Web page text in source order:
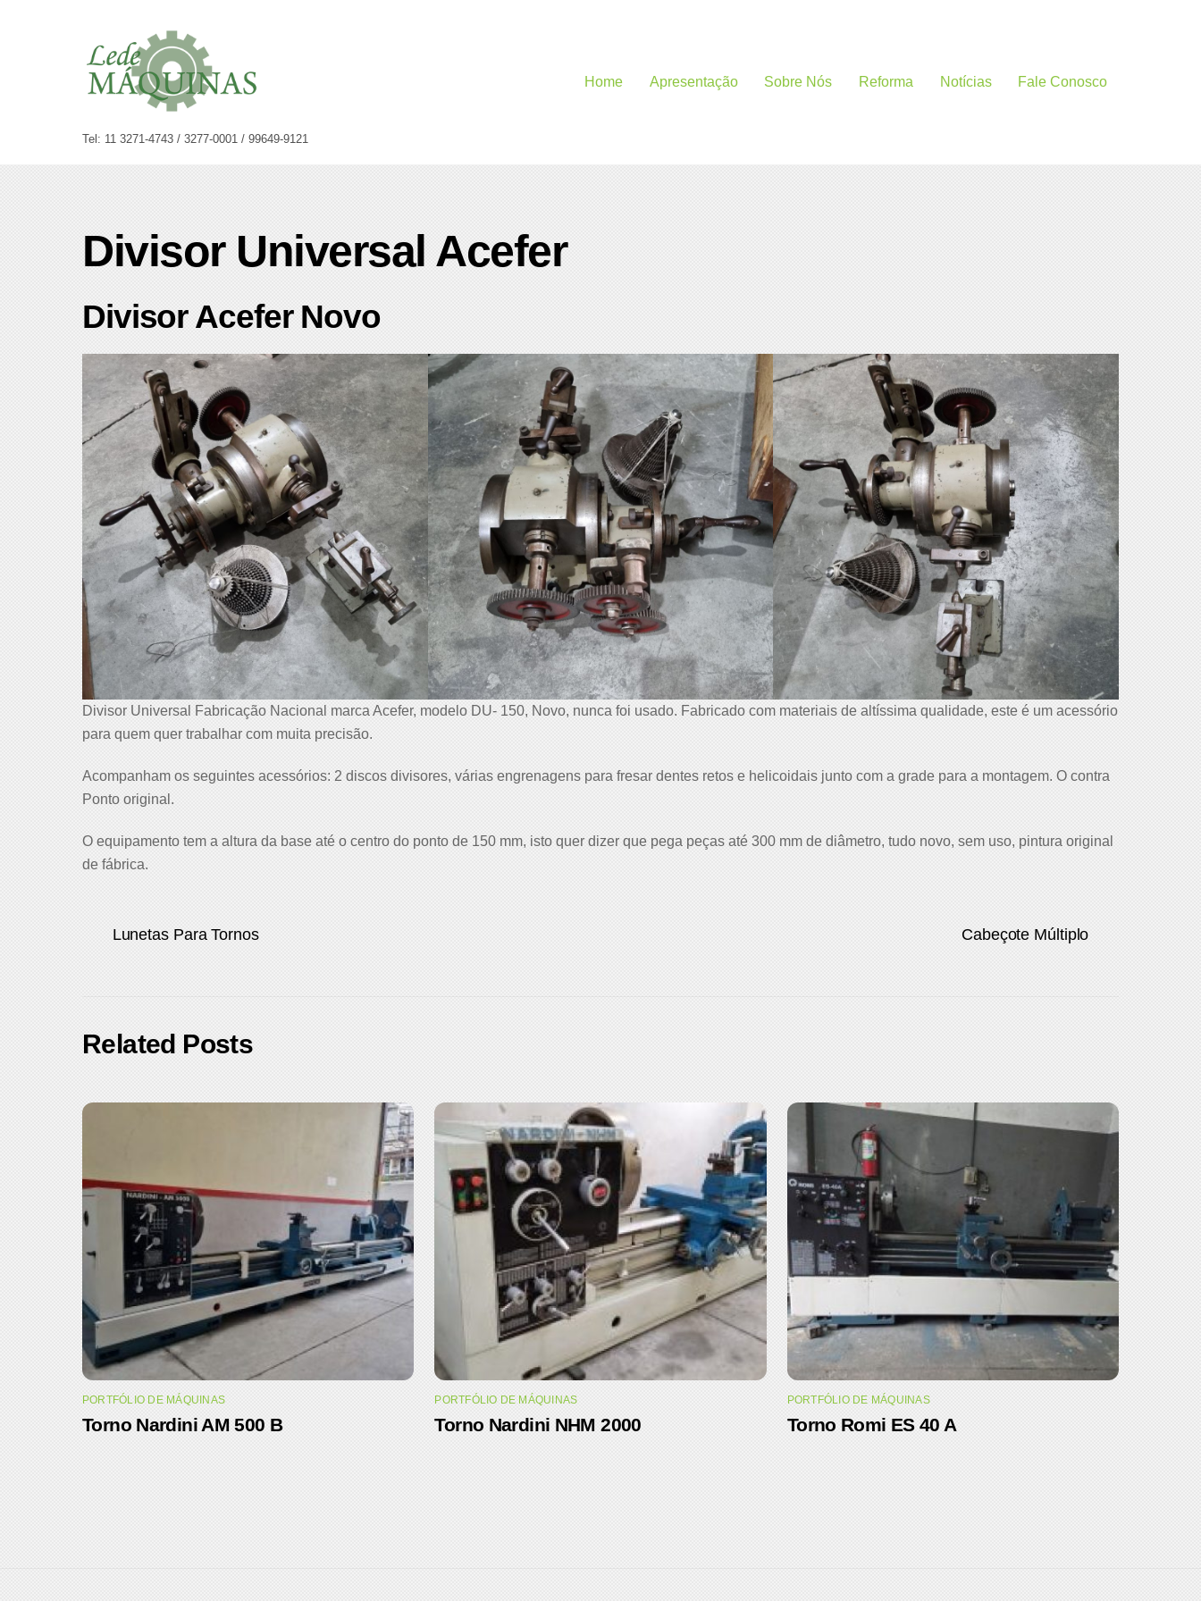
Tel: 11 3271-4743 / 3277-0001 / 99649-9121
Home Apresentação Sobre Nós Reforma Notícias Fale Conosco
Divisor Universal Acefer
Divisor Acefer Novo
Divisor Universal Fabricação Nacional marca Acefer, modelo DU- 150, Novo, nunca foi usado. Fabricado com materiais de altíssima qualidade, este é um acessório
para quem quer trabalhar com muita precisão.
Acompanham os seguintes acessórios: 2 discos divisores, várias engrenagens para fresar dentes retos e helicoidais junto com a grade para a montagem. O contra
Ponto original.
O equipamento tem a altura da base até o centro do ponto de 150 mm, isto quer dizer que pega peças até 300 mm de diâmetro, tudo novo, sem uso, pintura original
de fábrica.
Lunetas Para Tornos Cabeçote Múltiplo
Related Posts
PORTFÓLIO DE MÁQUINAS
Torno Nardini AM 500 B
PORTFÓLIO DE MÁQUINAS
Torno Nardini NHM 2000
PORTFÓLIO DE MÁQUINAS
Torno Romi ES 40 A